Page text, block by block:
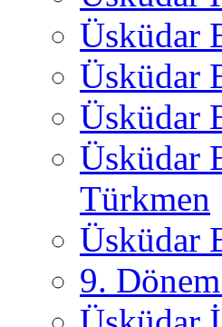
Üsküdar
Üsküdar
Üsküdar
Üsküdar
Türkmen
Üsküdar
9.